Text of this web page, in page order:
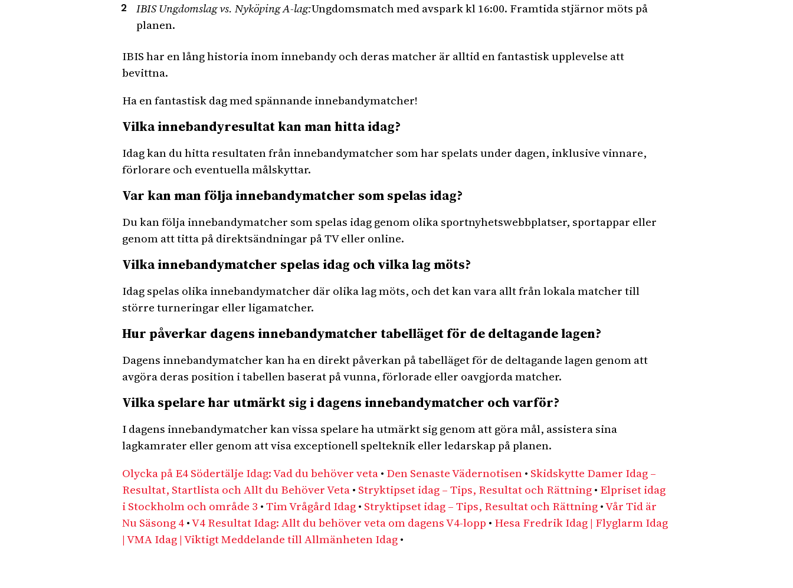
IBIS Ungdomslag vs. Nyköping A-lag:Ungdomsmatch med avspark kl 16:00. Framtida stjärnor möts på
planen.
IBIS har en lång historia inom innebandy och deras matcher är alltid en fantastisk upplevelse att
bevittna.
Ha en fantastisk dag med spännande innebandymatcher!
Vilka innebandyresultat kan man hitta idag?
Idag kan du hitta resultaten från innebandymatcher som har spelats under dagen, inklusive vinnare,
förlorare och eventuella målskyttar.
Var kan man följa innebandymatcher som spelas idag?
Du kan följa innebandymatcher som spelas idag genom olika sportnyhetswebbplatser, sportappar eller
genom att titta på direktsändningar på TV eller online.
Vilka innebandymatcher spelas idag och vilka lag möts?
Idag spelas olika innebandymatcher där olika lag möts, och det kan vara allt från lokala matcher till
större turneringar eller ligamatcher.
Hur påverkar dagens innebandymatcher tabelläget för de deltagande lagen?
Dagens innebandymatcher kan ha en direkt påverkan på tabelläget för de deltagande lagen genom att
avgöra deras position i tabellen baserat på vunna, förlorade eller oavgjorda matcher.
Vilka spelare har utmärkt sig i dagens innebandymatcher och varför?
I dagens innebandymatcher kan vissa spelare ha utmärkt sig genom att göra mål, assistera sina
lagkamrater eller genom att visa exceptionell spelteknik eller ledarskap på planen.
Olycka på E4 Södertälje Idag: Vad du behöver veta• Den Senaste Vädernotisen• Skidskytte Damer Idag –
Resultat, Startlista och Allt du Behöver Veta• Stryktipset idag – Tips, Resultat och Rättning• Elpriset idag
i Stockholm och område 3 •Tim Vrågård Idag• Stryktipset idag – Tips, Resultat och Rättning•Vår Tid är
Nu Säsong 4•V4 Resultat Idag: Allt du behöver veta om dagens V4-lopp • Hesa Fredrik Idag | Flyglarm Idag
| VMA Idag | Viktigt Meddelande till Allmänheten Idag•